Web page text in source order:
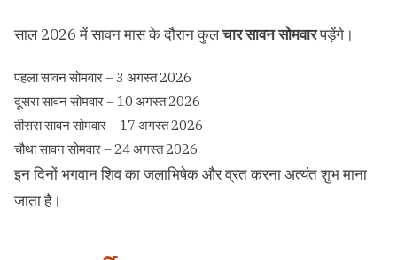
साल 2026 में सावन मास के दौरान कुलचार सावन सोमवारपड़ेंगे।
पहला सावन सोमवार – 3 अगस्त 2026
दूसरा सावन सोमवार – 10 अगस्त 2026
तीसरा सावन सोमवार – 17 अगस्त 2026
चौथा सावन सोमवार – 24 अगस्त 2026
इन दिनों भगवान शिव का जलाभिषेक और व्रत करना अत्यंत शुभ माना
जाता है।